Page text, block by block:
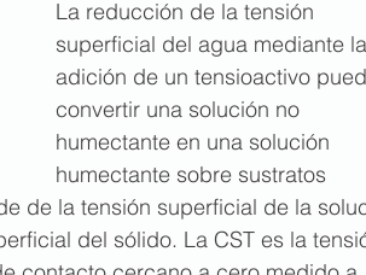
La reducción de la tensión
superficial del agua mediante la
adición de un tensioactivo
convertir una solución no
humectante en una solución
humectante sobre sustratos
de la tensión superficial de la
del sólido. La CST es la